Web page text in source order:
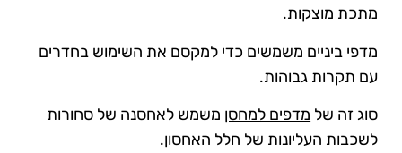
מתכת מוצקות.
מדפי ביניים משמשים כדי למקסם את השימוש בחדרים
עם תקרות גבוהות.
סוג זה של מדפים למחסן משמש לאחסנה של סחורות
לשכבות העליונות של חלל האחסון.